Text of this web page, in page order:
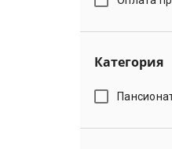
Категория